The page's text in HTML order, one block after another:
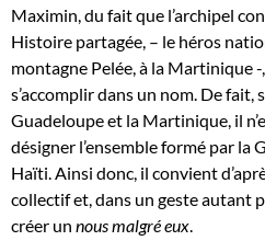
Maximin, du fait que l’archipel
Histoire partagée, – le héros
montagne Pelée, à la Martinique
s’accomplir dans un nom. De
Guadeloupe et la Martinique, il
désigner l’ensemble formé par
Haïti. Ainsi donc, il convient
collectif et, dans un geste autant
créer un nous malgré eux.